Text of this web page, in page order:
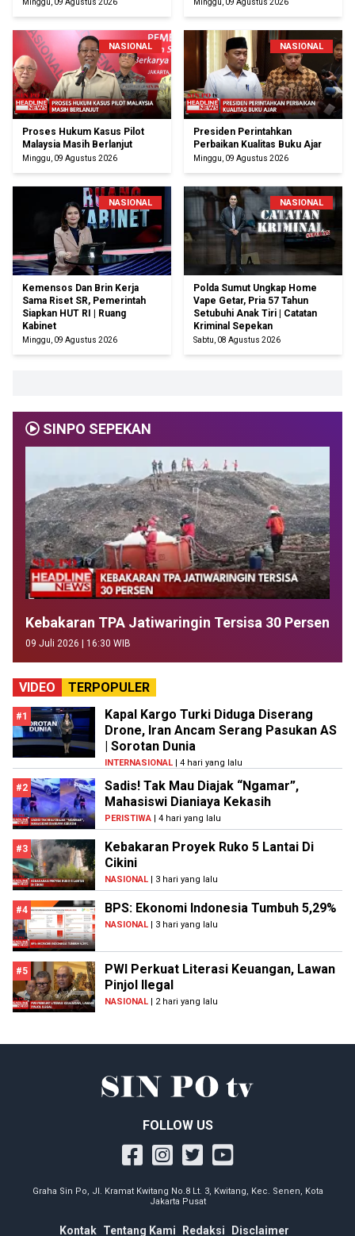
Minggu, 09 Agustus 2026 Minggu, 09 Agustus 2026
NASIONAL
Proses Hukum Kasus Pilot
Malaysia Masih Berlanjut
Minggu, 09 Agustus 2026
NASIONAL
Presiden Perintahkan
Perbaikan Kualitas Buku Ajar
Minggu, 09 Agustus 2026
NASIONAL
Kemensos Dan Brin Kerja
Sama Riset SR, Pemerintah
Siapkan HUT RI | Ruang
Kabinet
Minggu, 09 Agustus 2026
NASIONAL
Polda Sumut Ungkap Home
Vape Getar, Pria 57 Tahun
Setubuhi Anak Tiri | Catatan
Kriminal Sepekan
Sabtu, 08 Agustus 2026
SINPO SEPEKAN
Kebakaran TPA Jatiwaringin Tersisa 30 Persen
09 Juli 2026 | 16:30 WIB
VIDEO TERPOPULER
#1
Kapal Kargo Turki Diduga Diserang
Drone, Iran Ancam Serang Pasukan AS
| Sorotan Dunia
INTERNASIONAL | 4 hari yang lalu
#2
Sadis! Tak Mau Diajak “Ngamar”,
Mahasiswi Dianiaya Kekasih
PERISTIWA | 4 hari yang lalu
#3
Kebakaran Proyek Ruko 5 Lantai Di
Cikini
NASIONAL | 3 hari yang lalu
#4 BPS: Ekonomi Indonesia Tumbuh 5,29%
NASIONAL | 3 hari yang lalu
#5
PWI Perkuat Literasi Keuangan, Lawan
Pinjol Ilegal
NASIONAL | 2 hari yang lalu
FOLLOW US
Graha Sin Po, Jl. Kramat Kwitang No.8 Lt. 3, Kwitang, Kec. Senen, Kota
Jakarta Pusat
Kontak Tentang Kami Redaksi Disclaimer